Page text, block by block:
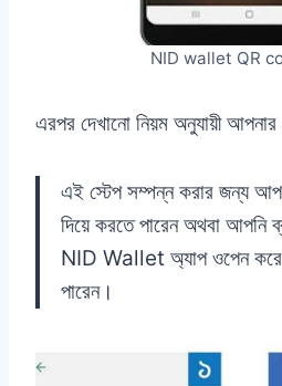
NID wallet QR
এরপর দেখানো নিয়ম অনুযায়ী আপনার
এই স্টেপ সম্পন্ন করার জন্য
দিয়ে করতে পারেন অথবা আপনি
NID Wallet অ্যাপ ওপেন করে
পারেন।